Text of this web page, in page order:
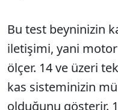
Bu test beyninizin
iletişimi, yani
ölçer. 14 ve üzeri
kas sisteminizin
olduğunu gösterir.